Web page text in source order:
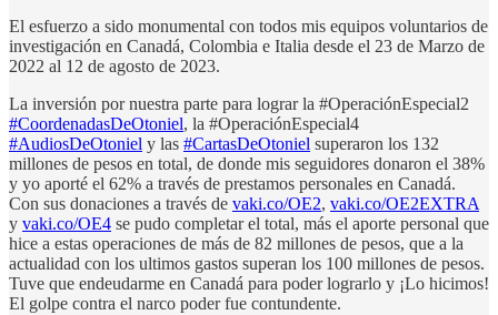
El esfuerzo a sido monumental con todos mis equipos voluntarios de
investigación en Canadá, Colombia e Italia desde el 23 de Marzo de
2022 al 12 de agosto de 2023.
La inversión por nuestra parte para lograr la #OperaciónEspecial2
#CoordenadasDeOtoniel, la #OperaciónEspecial4
#AudiosDeOtoniel y las #CartasDeOtoniel superaron los 132
millones de pesos en total, de donde mis seguidores donaron el 38%
y yo aporté el 62% a través de prestamos personales en Canadá.
Con sus donaciones a través de vaki.co/OE2, vaki.co/OE2EXTRA
y vaki.co/OE4 se pudo completar el total, más el aporte personal que
hice a estas operaciones de más de 82 millones de pesos, que a la
actualidad con los ultimos gastos superan los 100 millones de pesos.
Tuve que endeudarme en Canadá para poder lograrlo y ¡Lo hicimos!
El golpe contra el narco poder fue contundente.